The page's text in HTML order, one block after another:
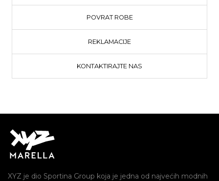
POVRAT ROBE
REKLAMACIJE
KONTAKTIRAJTE NAS
XYZ je dio Sportina Group koja je jedna od najvećih modnih